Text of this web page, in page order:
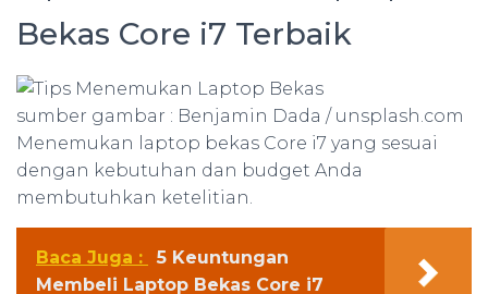
Bekas Core i7 Terbaik
sumber gambar : Benjamin Dada / unsplash.com
Menemukan laptop bekas Core i7 yang sesuai
dengan kebutuhan dan budget Anda
membutuhkan ketelitian.
Baca Juga :
5 Keuntungan
Membeli Laptop Bekas Core i7